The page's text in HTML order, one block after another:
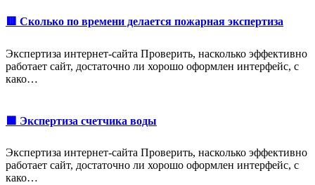
🟥 Сколько по времени делается пожарная экспертиза
Экспертиза интернет-сайта Проверить, насколько эффективно
работает сайт, достаточно ли хорошо оформлен интерфейс, с
како…
🟩 Экспертиза счетчика воды
Экспертиза интернет-сайта Проверить, насколько эффективно
работает сайт, достаточно ли хорошо оформлен интерфейс, с
како…